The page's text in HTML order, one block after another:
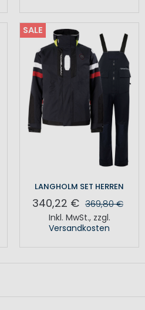
SALE
LANGHOLM SET HERREN
340,22 € 369,80 €
Inkl. MwSt., zzgl.
Versandkosten